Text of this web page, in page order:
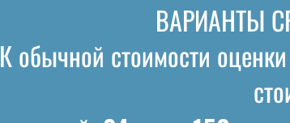
ВАРИАНТЫ
обычной стоимости